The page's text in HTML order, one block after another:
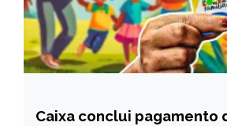
BRASIL
Caixa conclui pagamento